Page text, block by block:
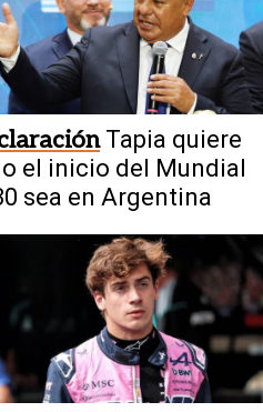
Tapia quiere
el inicio del Mundial
sea en Argentina